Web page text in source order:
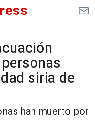
siria de
han muerto por